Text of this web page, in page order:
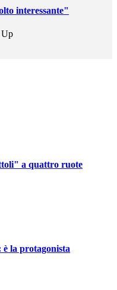
interessante"
Up
a quattro ruote
la protagonista